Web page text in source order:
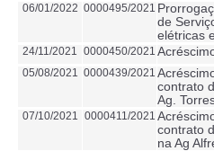
06/01/2022 0000495/2021
de
elétricas
24/11/2021 0000450/2021
05/08/2021 0000439/2021
contrato
Ag.
07/10/2021 0000411/2021
contrato
na Ag